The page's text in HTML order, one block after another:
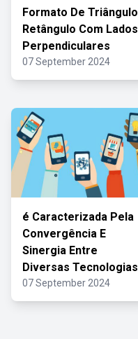
Formato De Triângulo
Retângulo Com Lados
Perpendiculares
07 September 2024
é Caracterizada Pela
Convergência E
Sinergia Entre
Diversas Tecnologias
07 September 2024